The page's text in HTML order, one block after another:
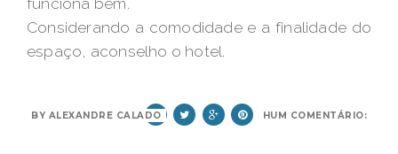
Considerando a comodidade e a finalidade do
espaço, aconselho o hotel.
NENHUM COMENTÁRIO:
BY ALEXANDRE CALADO